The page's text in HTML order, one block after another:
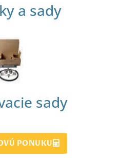
a sady
sady
PONUKU